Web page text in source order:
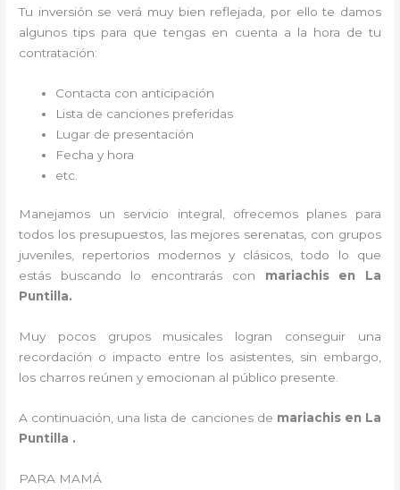
Tu inversión se verá muy bien reflejada, por ello te damos
algunos tips para que tengas en cuenta a la hora de tu
contratación:
Contacta con anticipación
Lista de canciones preferidas
Lugar de presentación
Fecha y hora
etc.
Manejamos un servicio integral, ofrecemos planes para
todos los presupuestos, las mejores serenatas, con grupos
juveniles, repertorios modernos y clásicos, todo lo que
estás buscando lo encontrarás con mariachis en La
Puntilla.
Muy pocos grupos musicales logran conseguir una
recordación o impacto entre los asistentes, sin embargo,
los charros reúnen y emocionan al público presente.
A continuación, una lista de canciones de mariachis en La
Puntilla .
PARA MAMÁ